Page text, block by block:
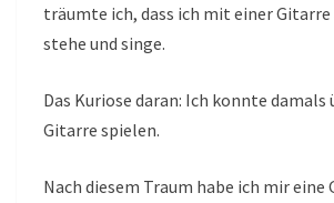
träumte ich, dass ich mit einer Gitarre
stehe und singe.
Das Kuriose daran: Ich konnte
Gitarre spielen.
Nach diesem Traum habe ich mir